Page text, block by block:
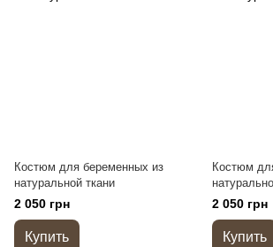
Костюм для беременных из
натуральной ткани
2 050 грн
Купить
Костюм
2 050 грн
Купить